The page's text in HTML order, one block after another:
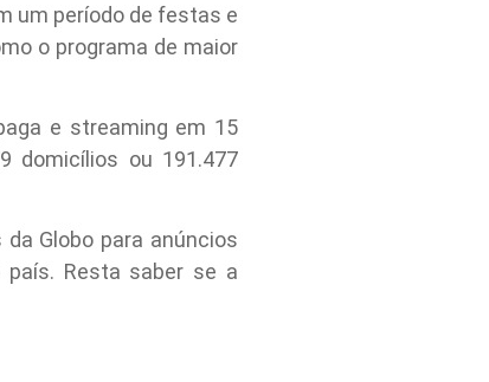
um período de festas e
o programa de maior
e streaming em 15
domicílios ou 191.477
Globo para anúncios
Resta saber se a